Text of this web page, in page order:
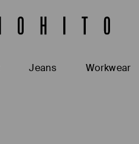
Jeans Workwear